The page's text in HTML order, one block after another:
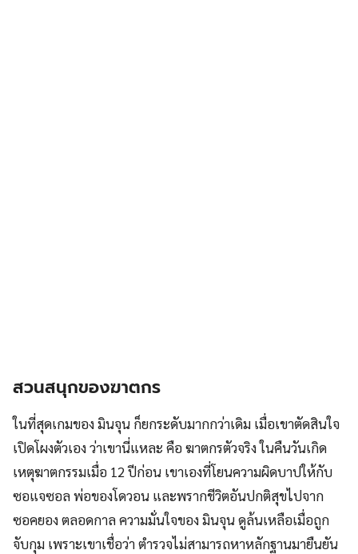
สวนสนุกของฆาตกร
ในที่สุดเกมของ มินจุน ก็ยกระดับมากกว่าเดิม เมื่อเขาตัดสินใจ
เปิดโผงตัวเอง ว่าเขานี่แหละ คือ ฆาตกรตัวจริง ในคืนวันเกิด
เหตุฆาตกรรมเมื่อ 12 ปีก่อน เขาเองที่โยนความผิดบาปให้กับ
ซอแจซอล พ่อของโดวอน และพรากชีวิตอันปกติสุขไปจาก
ซอคยอง ตลอดกาล ความมั่นใจของ มินจุน ดูล้นเหลือเมื่อถูก
จับกุม เพราะเขาเชื่อว่า ตำรวจไม่สามารถหาหลักฐานมายืนยัน